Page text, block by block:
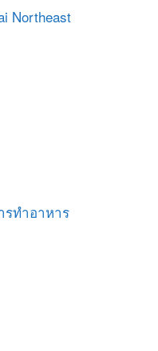
Northeast
รทำอาหาร